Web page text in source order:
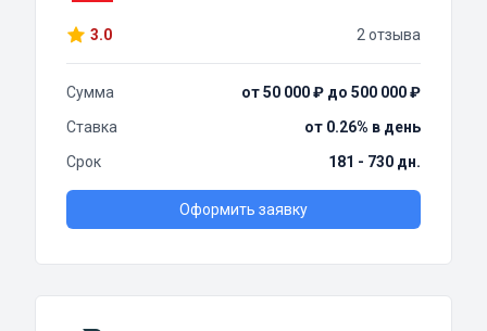
3.0 2 отзыва
Сумма
от 50 000 ₽ до 500 000 ₽
Ставка
от 0.26% в день
Срок
181 - 730 дн.
Оформить заявку